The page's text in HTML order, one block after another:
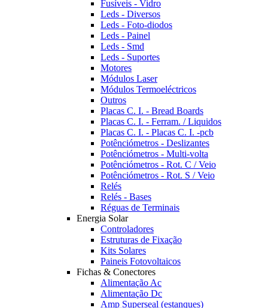
Fusíveis - Vidro
Leds - Diversos
Leds - Foto-diodos
Leds - Painel
Leds - Smd
Leds - Suportes
Motores
Módulos Laser
Módulos Termoeléctricos
Outros
Placas C. I. - Bread Boards
Placas C. I. - Ferram. / Liquidos
Placas C. I. - Placas C. I. -pcb
Potênciómetros - Deslizantes
Potênciómetros - Multi-volta
Potênciómetros - Rot. C / Veio
Potênciómetros - Rot. S / Veio
Relés
Relés - Bases
Réguas de Terminais
Energia Solar
Controladores
Estruturas de Fixação
Kits Solares
Paineis Fotovoltaicos
Fichas & Conectores
Alimentação Ac
Alimentação Dc
Amp Superseal (estanques)